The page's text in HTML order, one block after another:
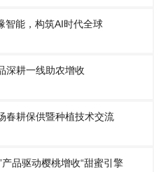
智能，构筑AI时代全球
深耕一线助农增收
春耕保供暨种植技术交流
品驱动樱桃增收“甜蜜引擎